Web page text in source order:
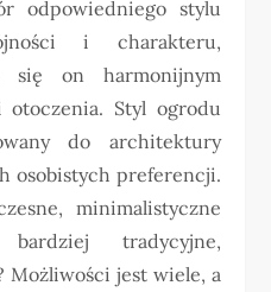
odpowiedniego stylu
i charakteru,
się on harmonijnym
Styl ogrodu
do architektury
osobistych preferencji.
minimalistyczne
tradycyjne,
Możliwości jest wiele, a